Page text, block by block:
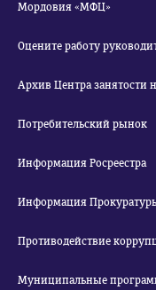
Мордовия «МФЦ»
Оцените работу
Архив Центра занятости
Потребительский рынок
Информация Росреестра
Информация
Противодействие
Муниципальные